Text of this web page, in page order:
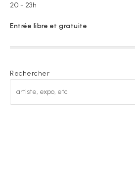
20 - 23h
Entrée libre et gratuite
Rechercher